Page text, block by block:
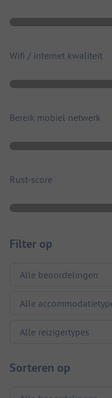
Wifi / internet kwaliteit
Bereik mobiel netwerk
Rust-score
Filter op
Sorteren op